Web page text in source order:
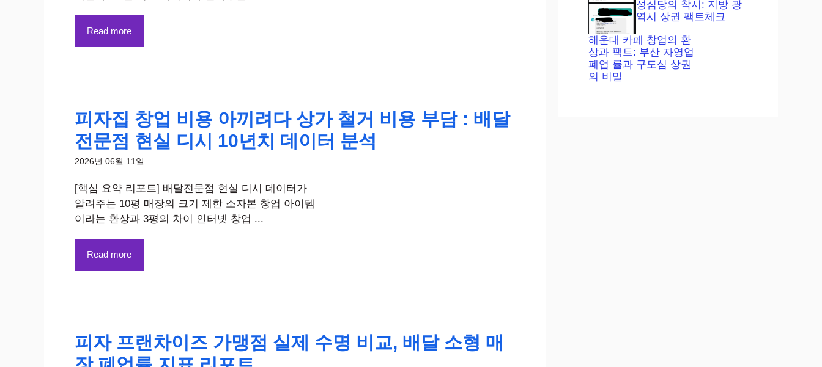
Read more
피자집 창업 비용 아끼려다 상가 철거 비용 부담 : 배달
전문점 현실 디시 10년치 데이터 분석
2026년 06월 11일
[핵심 요약 리포트] 배달전문점 현실 디시 데이터가
알려주는 10평 매장의 크기 제한 소자본 창업 아이템
이라는 환상과 3평의 차이 인터넷 창업 ...
Read more
피자 프랜차이즈 가맹점 실제 수명 비교, 배달 소형 매
성심당의 착시: 지방 광
역시 상권 팩트체크
해운대 카페 창업의 환
상과 팩트: 부산 자영업
폐업 률과 구도심 상권
의 비밀